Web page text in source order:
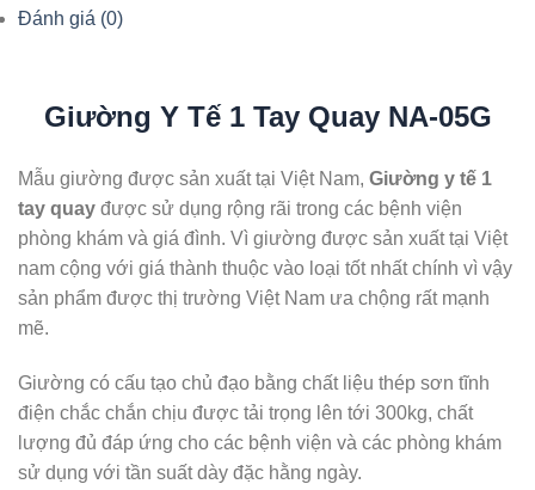
Đánh giá (0)
Giường Y Tế 1 Tay Quay NA-05G
Mẫu giường được sản xuất tại Việt Nam, Giường y tế 1
tay quay được sử dụng rộng rãi trong các bệnh viện
phòng khám và giá đình. Vì giường được sản xuất tại Việt
nam cộng với giá thành thuộc vào loại tốt nhất chính vì vậy
sản phẩm được thị trường Việt Nam ưa chộng rất mạnh
mẽ.
Giường có cấu tạo chủ đạo bằng chất liệu thép sơn tĩnh
điện chắc chắn chịu được tải trọng lên tới 300kg, chất
lượng đủ đáp ứng cho các bệnh viện và các phòng khám
sử dụng với tần suất dày đặc hằng ngày.